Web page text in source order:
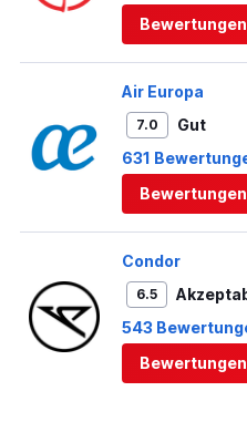
Air Europa
7.0
Gut
631
Condor
6.5
543